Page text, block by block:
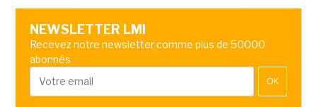
NEWSLETTER LMI
Recevez notre newsletter comme plus de 50000
abonnés
OK